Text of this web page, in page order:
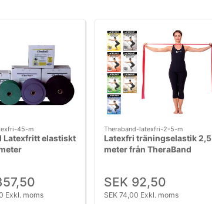
45-m
Latexfritt elastiskt
Exkl. moms
Theraband-latexfri-2-5-m
Latexfri träningselastik 2,5
meter från TheraBand
SEK 92,50
SEK 74,00 Exkl. moms